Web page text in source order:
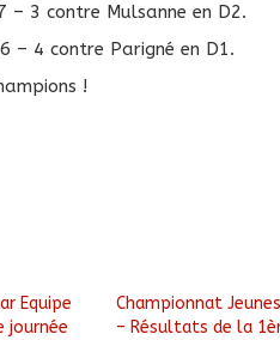
– 3 contre Mulsanne en D2.
– 4 contre Parigné en D1.
!
Equipe
journée
Championnat
– Résultats de la